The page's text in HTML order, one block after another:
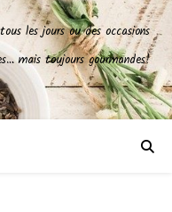
les jours ou des occasions
mais toujours gourmandes!